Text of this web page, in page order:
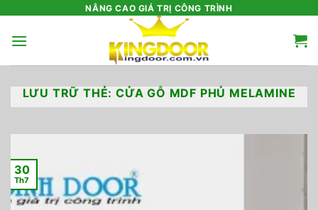
nội
NÂNG CAO GIÁ TRỊ CÔNG TRÌNH
LƯU TRỮ THẺ: CỬA GỖ MDF PHỦ MELAMINE
30
Th7